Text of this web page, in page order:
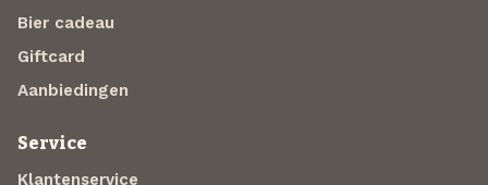
Bier cadeau
Giftcard
Aanbiedingen
Service
Klantenservice